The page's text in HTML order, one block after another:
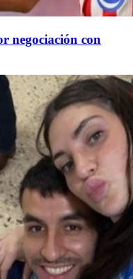
negociación con